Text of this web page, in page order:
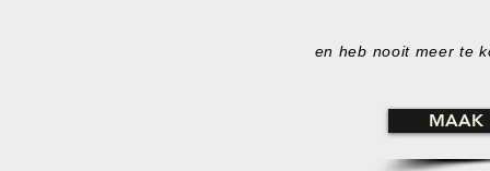
en heb nooit meer te
MAAK